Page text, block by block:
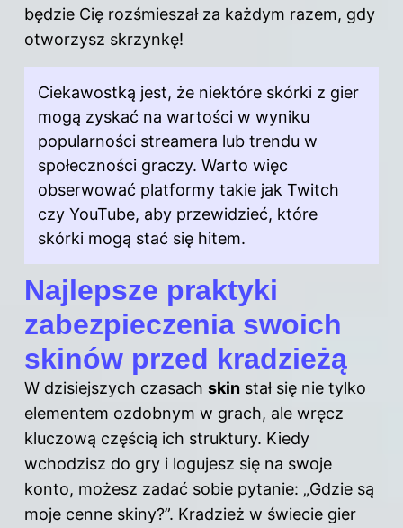
będzie Cię rozśmieszał za każdym razem, gdy
otworzysz skrzynkę!
Ciekawostką jest, że niektóre skórki z gier
mogą zyskać na wartości w wyniku
popularności streamera lub trendu w
społeczności graczy. Warto więc
obserwować platformy takie jak Twitch
czy YouTube, aby przewidzieć, które
skórki mogą stać się hitem.
Najlepsze praktyki
zabezpieczenia swoich
skinów przed kradzieżą
W dzisiejszych czasach skin stał się nie tylko
elementem ozdobnym w grach, ale wręcz
kluczową częścią ich struktury. Kiedy
wchodzisz do gry i logujesz się na swoje
konto, możesz zadać sobie pytanie: „Gdzie są
moje cenne skiny?”. Kradzież w świecie gier